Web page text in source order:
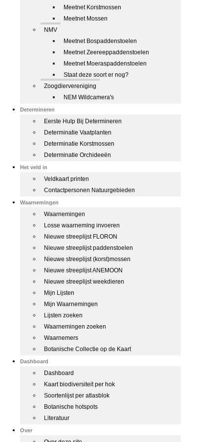
Meetnet Korstmossen
Meetnet Mossen
NMV
Meetnet Bospaddenstoelen
Meetnet Zeereeppaddenstoelen
Meetnet Moeraspaddenstoelen
Staat deze soort er nog?
Zoogdiervereniging
NEM Wildcamera's
Determineren
Eerste Hulp Bij Determineren
Determinatie Vaatplanten
Determinatie Korstmossen
Determinatie Orchideeën
Het veld in
Veldkaart printen
Contactpersonen Natuurgebieden
Waarnemingen
Waarnemingen
Losse waarneming invoeren
Nieuwe streeplijst FLORON
Nieuwe streeplijst paddenstoelen
Nieuwe streeplijst (korst)mossen
Nieuwe streeplijst ANEMOON
Nieuwe streeplijst weekdieren
Mijn Lijsten
Mijn Waarnemingen
Lijsten zoeken
Waarnemingen zoeken
Waarnemers
Botanische Collectie op de Kaart
Dashboard
Dashboard
Kaart biodiversiteit per hok
Soortenlijst per atlasblok
Botanische hotspots
Literatuur
Over